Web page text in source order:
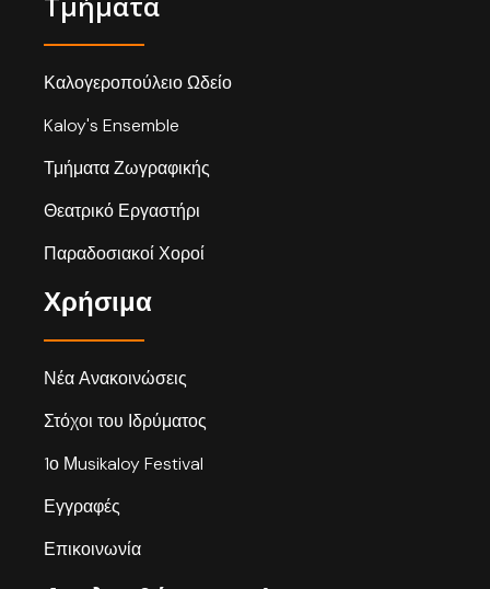
Καλογεροπούλειο Ωδείο
Kaloy's Ensemble
Τμήματα Ζωγραφικής
Θεατρικό Εργαστήρι
Παραδοσιακοί Χοροί
Χρήσιμα
Νέα Ανακοινώσεις
Στόχοι του Ιδρύματος
1ο Μusikaloy Festival
Εγγραφές
Επικοινωνία